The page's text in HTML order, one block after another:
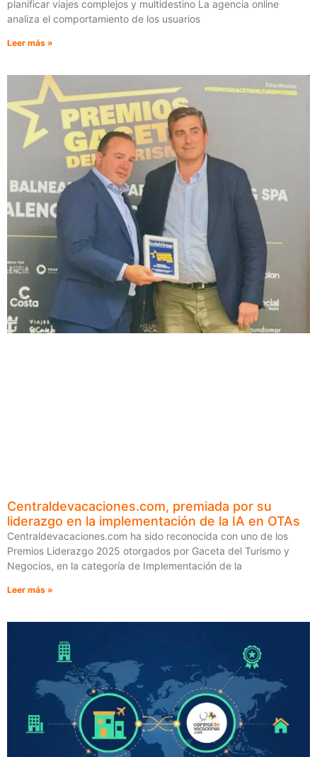
planificar viajes complejos y multidestino La agencia online
analiza el comportamiento de los usuarios
Leer más »
Centraldevacaciones.com, premiada por su
liderazgo en la implementación de la IA en OTAs
Centraldevacaciones.com ha sido reconocida con uno de los
Premios Liderazgo 2025 otorgados por Gaceta del Turismo y
Negocios, en la categoría de Implementación de la
Leer más »